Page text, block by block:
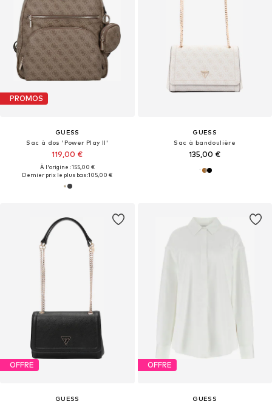
PROMOS
GUESS
Sac à dos 'Power Play II'
119,00 €
À l'origine : 155,00 €
Dernier prix le plus bas :105,00 €
GUESS
Sac à bandoulière
135,00 €
OFFRE
GUESS
OFFRE
GUESS